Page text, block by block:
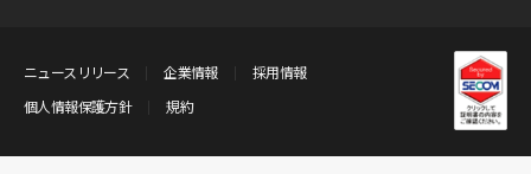
ニュースリリース 企業情報
採用情報
個人情報保護方針
規約